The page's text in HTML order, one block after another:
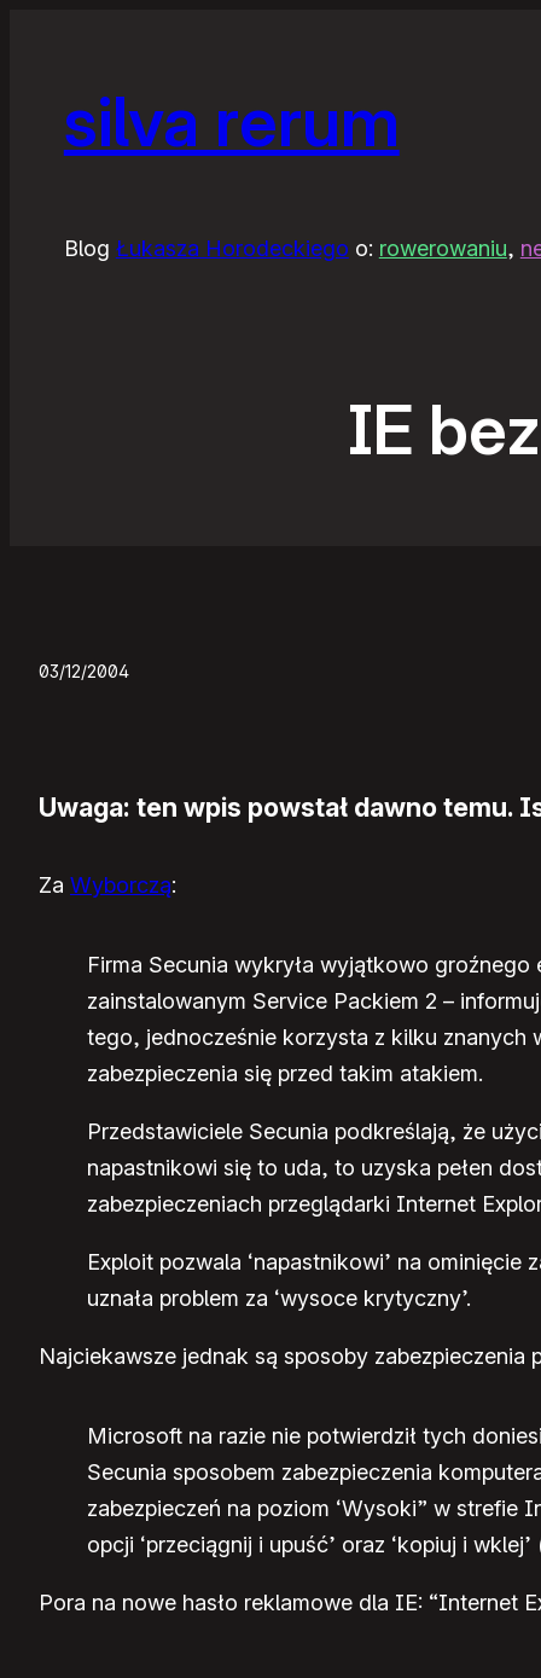
silva rerum
Blog Łukasza Horodeckiego o: rowerowaniu,
IE
03/12/2004
Uwaga: ten wpis powstał dawno temu.
Za Wyborczą:
Firma Secunia wykryła wyjątkowo
zainstalowanym Service Packiem 2 –
tego, jednocześnie korzysta z kilku znanych
zabezpieczenia się przed takim atakiem.
Przedstawiciele Secunia podkreślają, że
napastnikowi się to uda, to uzyska pełen
zabezpieczeniach przeglądarki Internet
Exploit pozwala ‘napastnikowi’ na
uznała problem za ‘wysoce krytyczny’.
Najciekawsze jednak są sposoby zabezpieczenia
Microsoft na razie nie potwierdził tych
Secunia sposobem zabezpieczenia
zabezpieczeń na poziom ‘Wysoki” w strefie
opcji ‘przeciągnij i upuść’ oraz ‘kopiuj i
Pora na nowe hasło reklamowe dla IE: “Internet